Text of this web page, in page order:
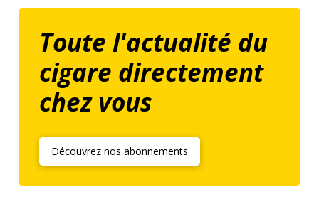
Toute l'actualité du
cigare directement
chez vous
Découvrez nos abonnements